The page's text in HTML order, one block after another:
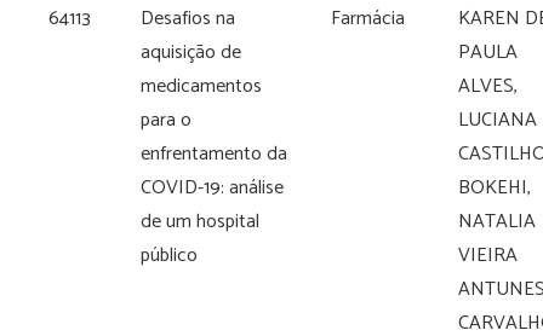
64113
Desafios na
aquisição de
medicamentos
para o
enfrentamento da
COVID-19: análise
de um hospital
público
Farmácia
KAREN
PAULA
ALVES,
LUCIANA
BOKEHI,
NATALIA
VIEIRA